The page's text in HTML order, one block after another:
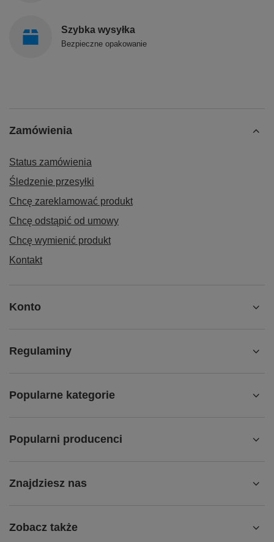
Szybka wysyłka
Bezpieczne opakowanie
Zamówienia
Status zamówienia
Śledzenie przesyłki
Chcę zareklamować produkt
Chcę odstąpić od umowy
Chcę wymienić produkt
Kontakt
Konto
Regulaminy
Popularne kategorie
Popularni producenci
Znajdziesz nas
Zobacz także